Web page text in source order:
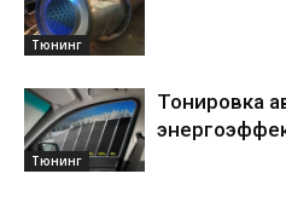
Тюнинг
Тюнинг
Тонировка